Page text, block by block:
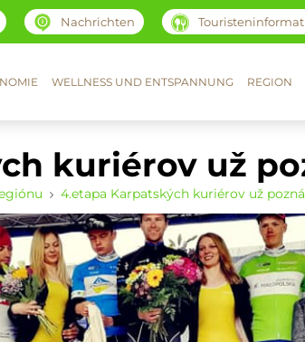
Nachrichten
WELLNESS UND ENTSPANNUNG REGION
kuriérov už
4.etapa Karpatských kuriérov už